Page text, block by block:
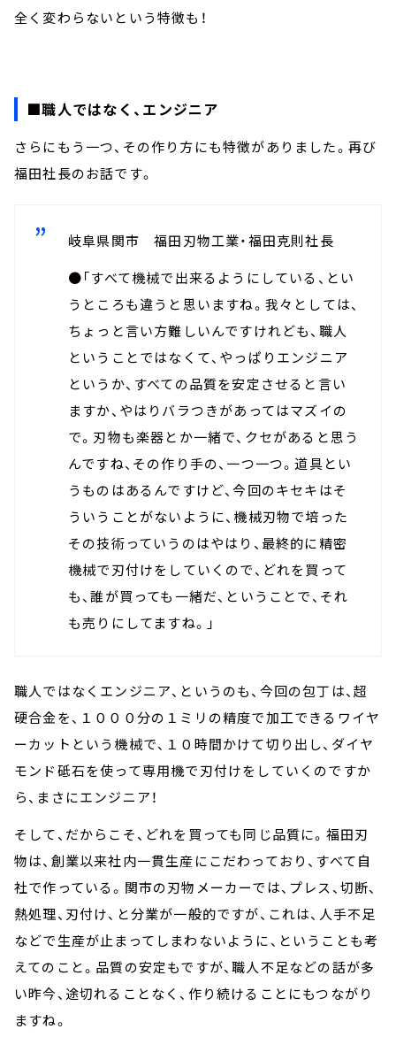
全く変わらないという特徴も！
■職人ではなく、エンジニア
さらにもう一つ、その作り方にも特徴がありました。再び
福田社長のお話です。
岐阜県関市 福田刃物工業・福田克則社長
●「すべて機械で出来るようにしている、とい
うところも違うと思いますね。我々としては、
ちょっと言い方難しいんですけれども、職人
ということではなくて、やっぱりエンジニア
というか、すべての品質を安定させると言い
ますか、やはりバラつきがあってはマズイの
で。刃物も楽器とか一緒で、クセがあると思う
んですね、その作り手の、一つ一つ。道具とい
うものはあるんですけど、今回のキセキはそ
ういうことがないように、機械刃物で培った
その技術っていうのはやはり、最終的に精密
機械で刃付けをしていくので、どれを買って
も、誰が買っても一緒だ、ということで、それ
も売りにしてますね。」
職人ではなくエンジニア、というのも、今回の包丁は、超
硬合金を、１０００分の１ミリの精度で加工できるワイヤ
ーカットという機械で、１０時間かけて切り出し、ダイヤ
モンド砥石を使って専用機で刃付けをしていくのですか
ら、まさにエンジニア！
そして、だからこそ、どれを買っても同じ品質に。福田刃
物は、創業以来社内一貫生産にこだわっており、すべて自
社で作っている。関市の刃物メーカーでは、プレス、切断、
熱処理、刃付け、と分業が一般的ですが、これは、人手不足
などで生産が止まってしまわないように、ということも考
えてのこと。品質の安定もですが、職人不足などの話が多
い昨今、途切れることなく、作り続けることにもつながり
ますね。